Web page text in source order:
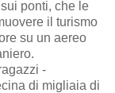
ponti, che le
il turismo
su un aereo
-
di migliaia di